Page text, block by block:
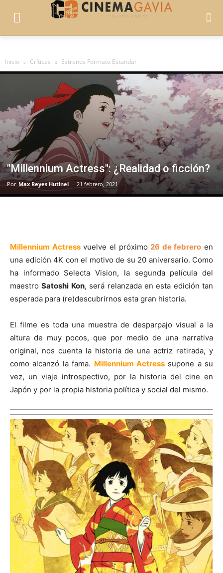
Inicio Críticas Estrenos Formato Estandar
"Millennium Actress": ¿Realidad o ficción?
Por Max Reyes Hutinel - 21 febrero, 2021
Millennium Actressvuelve el próximo 26 de febrero en
una edición 4K con el motivo de su 20 aniversario. Como
ha informado Selecta Vision, la segunda película del
maestroSatoshi Kon, será relanzada en esta edición tan
esperada para (re)descubrirnos esta gran historia.
El filme es toda una muestra de desparpajo visual a la
altura de muy pocos, que por medio de una narrativa
original, nos cuenta la historia de una actriz retirada, y
como alcanzó la fama. Millennium Actresssupone a su
vez, un viaje introspectivo, por la historia del cine en
Japón y por la propia historia política y social del mismo.